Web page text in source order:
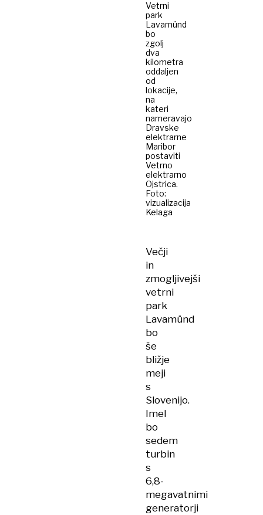
Vetrni
park
Lavamünd
bo
zgolj
dva
kilometra
oddaljen
od
lokacije,
na
kateri
nameravajo
Dravske
elektrarne
Maribor
postaviti
Vetrno
elektrarno
Ojstrica.
Foto:
vizualizacija
Kelaga
Večji
in
zmogljivejši
vetrni
park
Lavamünd
bo
še
bližje
meji
s
Slovenijo.
Imel
bo
sedem
turbin
s
6,8-
megavatnimi
generatorji